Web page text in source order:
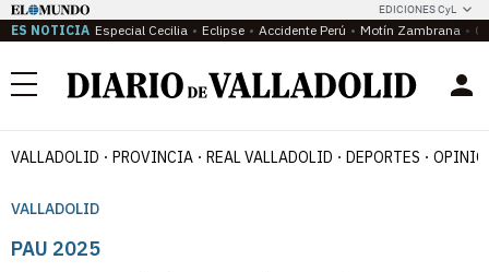
EDICIONES CyL
ES NOTICIA Especial Cecilia Eclipse Accidente Perú Motín Zambrana
Menú
VALLADOLID PROVINCIA REAL VALLADOLID DEPORTES
VALLADOLID
PAU 2025